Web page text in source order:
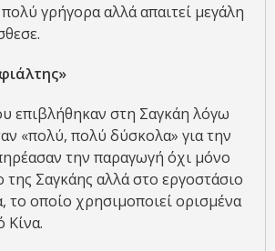
γρήγορα αλλά απαιτεί μεγάλη
επιβλήθηκαν στη Σαγκάη λόγω
«πολύ, πολύ δύσκολα» για την
την παραγωγή όχι μόνο
της Σαγκάης αλλά στο εργοστάσιο
το οποίο χρησιμοποιεί ορισμένα
Κίνα.